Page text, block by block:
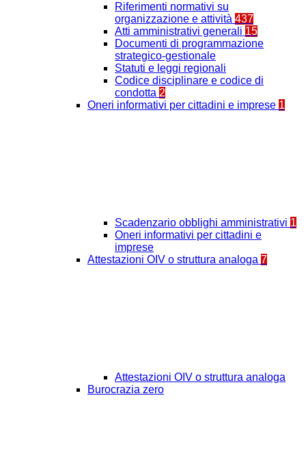
Riferimenti normativi su
organizzazione e attività 437
Atti amministrativi generali 15
Documenti di programmazione
strategico-gestionale
Statuti e leggi regionali
Codice disciplinare e codice di
condotta 2
Oneri informativi per cittadini e imprese 1
Scadenzario obblighi amministrativi 1
Oneri informativi per cittadini e
imprese
Attestazioni OIV o struttura analoga 7
Attestazioni OIV o struttura analoga
Burocrazia zero